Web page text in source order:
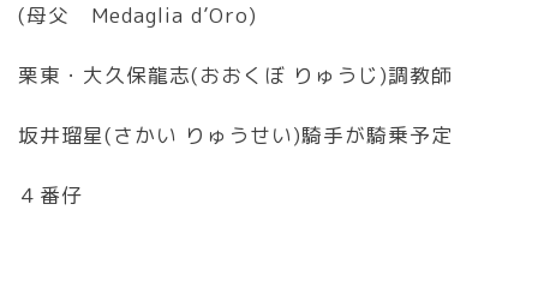
(母父 Medaglia d’Oro)
栗東・大久保龍志(おおくぼ りゅうじ)調教師
坂井瑠星(さかい りゅうせい)騎手が騎乗予定
４番仔